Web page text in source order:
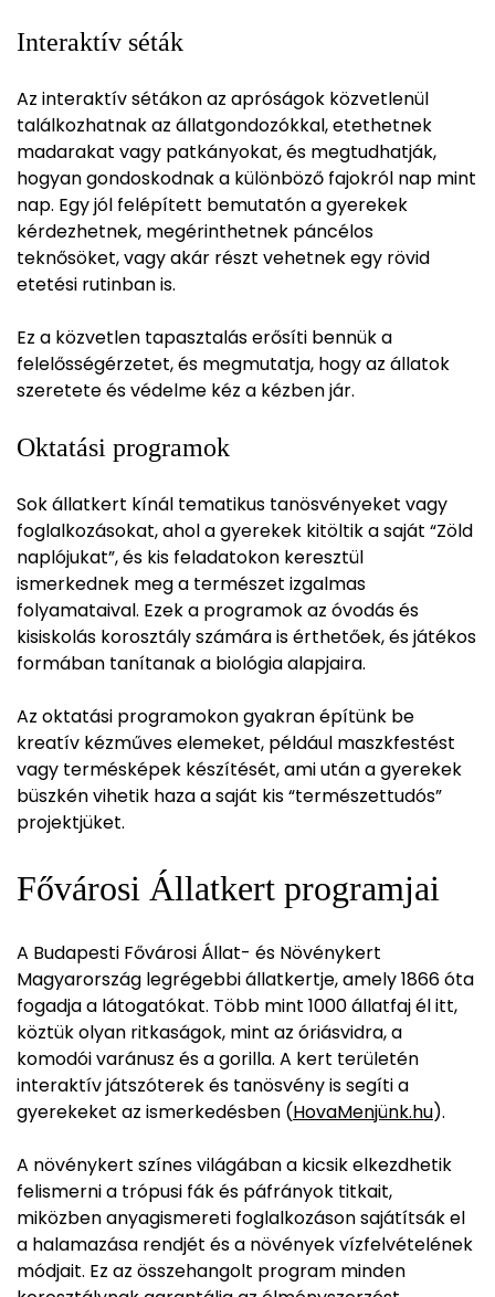
Interaktív séták
Az interaktív sétákon az apróságok közvetlenül
találkozhatnak az állatgondozókkal, etethetnek
madarakat vagy patkányokat, és megtudhatják,
hogyan gondoskodnak a különböző fajokról nap mint
nap. Egy jól felépített bemutatón a gyerekek
kérdezhetnek, megérinthetnek páncélos
teknősöket, vagy akár részt vehetnek egy rövid
etetési rutinban is.
Ez a közvetlen tapasztalás erősíti bennük a
felelősségérzetet, és megmutatja, hogy az állatok
szeretete és védelme kéz a kézben jár.
Oktatási programok
Sok állatkert kínál tematikus tanösvényeket vagy
foglalkozásokat, ahol a gyerekek kitöltik a saját “Zöld
naplójukat”, és kis feladatokon keresztül
ismerkednek meg a természet izgalmas
folyamataival. Ezek a programok az óvodás és
kisiskolás korosztály számára is érthetőek, és játékos
formában tanítanak a biológia alapjaira.
Az oktatási programokon gyakran építünk be
kreatív kézműves elemeket, például maszkfestést
vagy termésképek készítését, ami után a gyerekek
büszkén vihetik haza a saját kis “természettudós”
projektjüket.
Fővárosi Állatkert programjai
A Budapesti Fővárosi Állat- és Növénykert
Magyarország legrégebbi állatkertje, amely 1866 óta
fogadja a látogatókat. Több mint 1000 állatfaj él itt,
köztük olyan ritkaságok, mint az óriásvidra, a
komodói varánusz és a gorilla. A kert területén
interaktív játszóterek és tanösvény is segíti a
gyerekeket az ismerkedésben (HovaMenjünk.hu).
A növénykert színes világában a kicsik elkezdhetik
felismerni a trópusi fák és páfrányok titkait,
miközben anyagismereti foglalkozáson sajátítsák el
a halamazása rendjét és a növények vízfelvételének
módjait. Ez az összehangolt program minden